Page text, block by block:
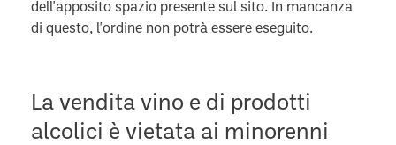
dell'apposito spazio presente sul sito. In mancanza
di questo, l'ordine non potrà essere eseguito.
La vendita vino e di prodotti
alcolici è vietata ai minorenni